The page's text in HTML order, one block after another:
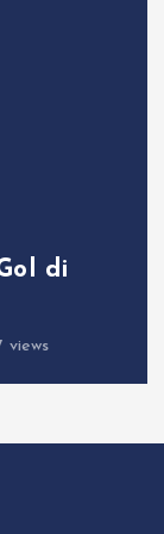
di
views